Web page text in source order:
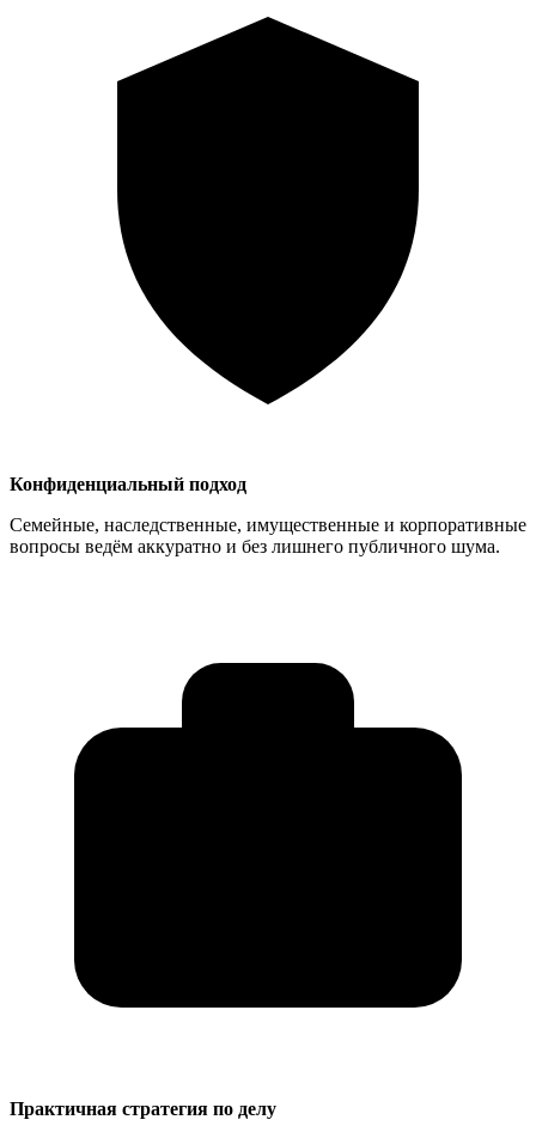
Конфиденциальный подход
Семейные, наследственные, имущественные и корпоративные
вопросы ведём аккуратно и без лишнего публичного шума.
Практичная стратегия по делу